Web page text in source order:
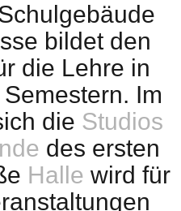
bildet den
die Lehre in
Im
die Studios
des ersten
Halle wird für